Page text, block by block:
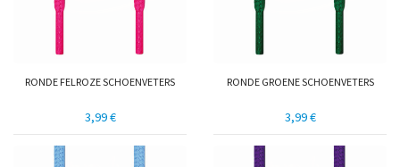
RONDE FELROZE SCHOENVETERS
3,99 €
RONDE GROENE SCHOENVETERS
3,99 €